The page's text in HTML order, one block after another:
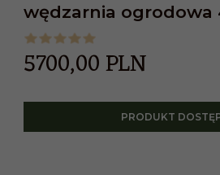
wędzarnia ogrodowa
5700,00PLN
PRODUKT